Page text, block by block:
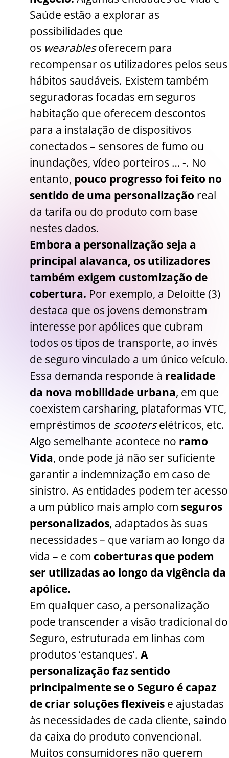
Saúde estão a explorar as
possibilidades que
os wearablesoferecem para
recompensar os utilizadores pelos seus
hábitos saudáveis. Existem também
seguradoras focadas em seguros
habitação que oferecem descontos
para a instalação de dispositivos
conectados – sensores de fumo ou
inundações, vídeo porteiros … -. No
entanto, pouco progresso foi feito no
sentido de uma personalização real
da tarifa ou do produto com base
nestes dados.
Embora a personalização seja a
principal alavanca, os utilizadores
também exigem customização de
cobertura. Por exemplo, a Deloitte (3)
destaca que os jovens demonstram
interesse por apólices que cubram
todos os tipos de transporte, ao invés
de seguro vinculado a um único veículo.
Essa demanda responde à realidade
da nova mobilidade urbana, em que
coexistem carsharing, plataformas VTC,
empréstimos de scooterselétricos, etc.
Algo semelhante acontece no ramo
Vida, onde pode já não ser suficiente
garantir a indemnização em caso de
sinistro. As entidades podem ter acesso
a um público mais amplo com seguros
personalizados, adaptados às suas
necessidades – que variam ao longo da
vida – e com coberturas que podem
ser utilizadas ao longo da vigência da
apólice.
Em qualquer caso, a personalização
pode transcender a visão tradicional do
Seguro, estruturada em linhas com
produtos ‘estanques’.A
personalização faz sentido
principalmente se o Seguro é capaz
de criar soluções flexíveis e ajustadas
às necessidades de cada cliente, saindo
da caixa do produto convencional.
Muitos consumidores não querem